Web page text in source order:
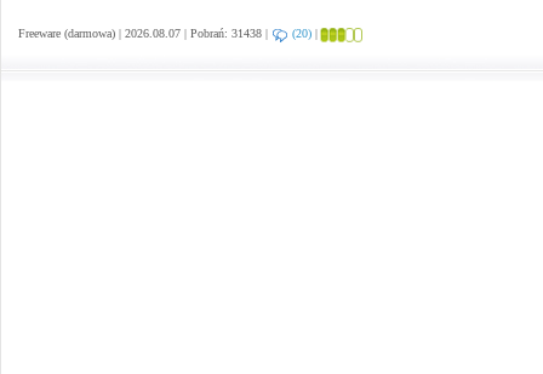
Freeware (darmowa) | 2026.08.07 | Pobrań: 31438 | (20) |